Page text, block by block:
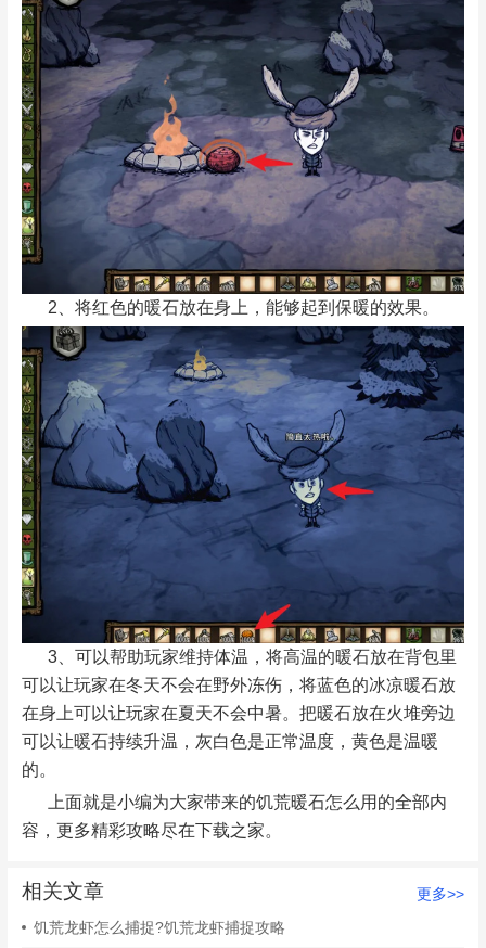
2、将红色的暖石放在身上，能够起到保暖的效果。
3、可以帮助玩家维持体温，将高温的暖石放在背包里
可以让玩家在冬天不会在野外冻伤，将蓝色的冰凉暖石放
在身上可以让玩家在夏天不会中暑。把暖石放在火堆旁边
可以让暖石持续升温，灰白色是正常温度，黄色是温暖
的。
上面就是小编为大家带来的饥荒暖石怎么用的全部内
容，更多精彩攻略尽在下载之家。
相关文章
更多>>
饥荒龙虾怎么捕捉?饥荒龙虾捕捉攻略